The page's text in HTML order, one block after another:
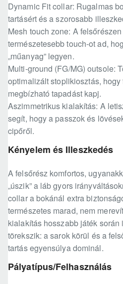
Dynamic Fit collar: Rugalmas
tartásért és a szorosabb
Mesh touch zone: A
természetesebb touch-ot ad,
„műanyag” legyen.
Multi-ground (FG/MG) outsole:
optimalizált stoplikiosztás,
megbízható tapadást kapj.
Aszimmetrikus kialakítás: A
segít, hogy a passzok és
cipőről.
Kényelem és Illeszkedés
A felsőrész komfortos,
„úszik” a láb gyors
collar a bokánál extra
természetes marad, nem
kialakítás hosszabb játék során
törekszik: a sarok körül és a
tartás egyensúlya dominál.
Pályatípus/Felhasználás